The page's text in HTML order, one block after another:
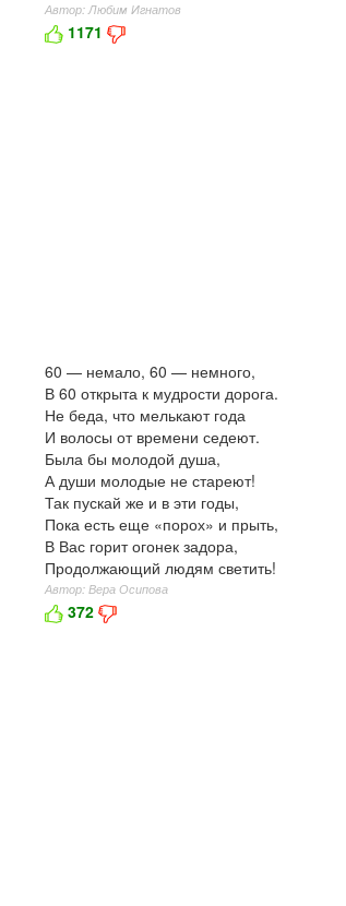
Автор: Любим Игнатов
1171
60 — немало, 60 — немного,
В 60 открыта к мудрости дорога.
Не беда, что мелькают года
И волосы от времени седеют.
Была бы молодой душа,
А души молодые не стареют!
Так пускай же и в эти годы,
Пока есть еще «порох» и прыть,
В Вас горит огонек задора,
Продолжающий людям светить!
Автор: Вера Осипова
372